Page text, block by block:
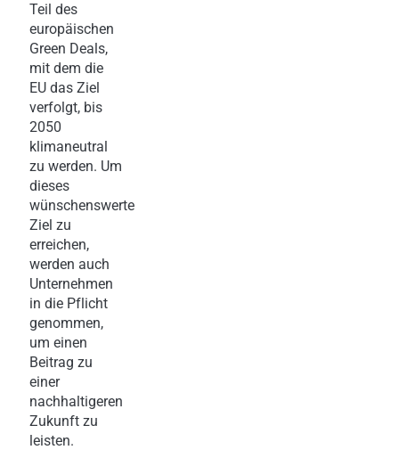
Teil des
europäischen
Green Deals,
mit dem die
EU das Ziel
verfolgt, bis
2050
klimaneutral
zu werden. Um
dieses
wünschenswerte
Ziel zu
erreichen,
werden auch
Unternehmen
in die Pflicht
genommen,
um einen
Beitrag zu
einer
nachhaltigeren
Zukunft zu
leisten.